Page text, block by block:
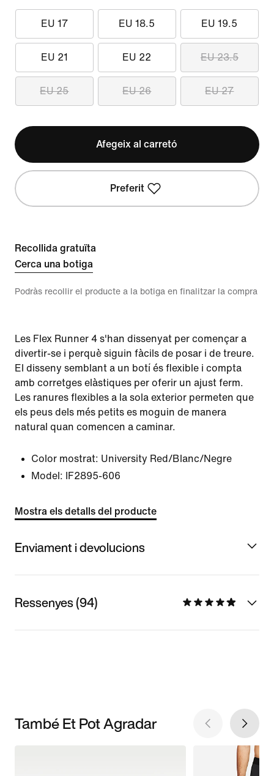
EU 17 EU 18.5 EU 19.5
EU 21 EU 22 EU 23.5
EU 25 EU 26 EU 27
Afegeix al carretó
Preferit
Recollida gratuïta
Cerca una botiga
Podràs recollir el producte a la botiga en finalitzar la compra
Les Flex Runner 4 s'han dissenyat per començar a
divertir-se i perquè siguin fàcils de posar i de treure.
El disseny semblant a un botí és flexible i compta
amb corretges elàstiques per oferir un ajust ferm.
Les ranures flexibles a la sola exterior permeten que
els peus dels més petits es moguin de manera
natural quan comencen a caminar.
Color mostrat: University Red/Blanc/Negre
Model:
IF2895-606
Mostra els detalls del producte
Enviament i devolucions
Ressenyes (94)
També Et Pot Agradar